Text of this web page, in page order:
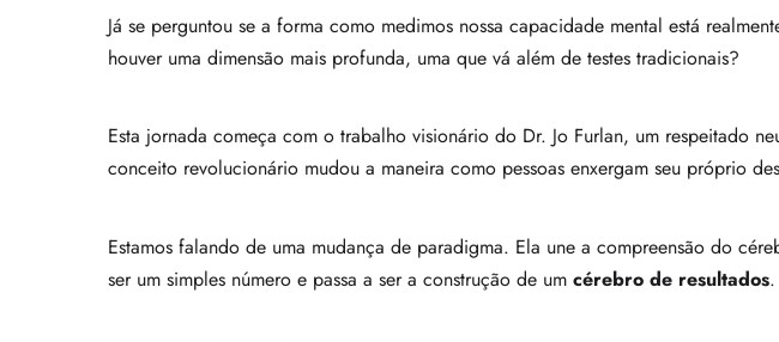
Já se perguntou se a forma como medimos nossa capacidade mental está
houver uma dimensão mais profunda, uma que vá além de testes tradicionais?
Esta jornada começa com o trabalho visionário do Dr. Jo Furlan, um respeitado
conceito revolucionário mudou a maneira como pessoas enxergam seu próprio
Estamos falando de uma mudança de paradigma. Ela une a compreensão do
ser um simples número e passa a ser a construção de um cérebro de resultados.